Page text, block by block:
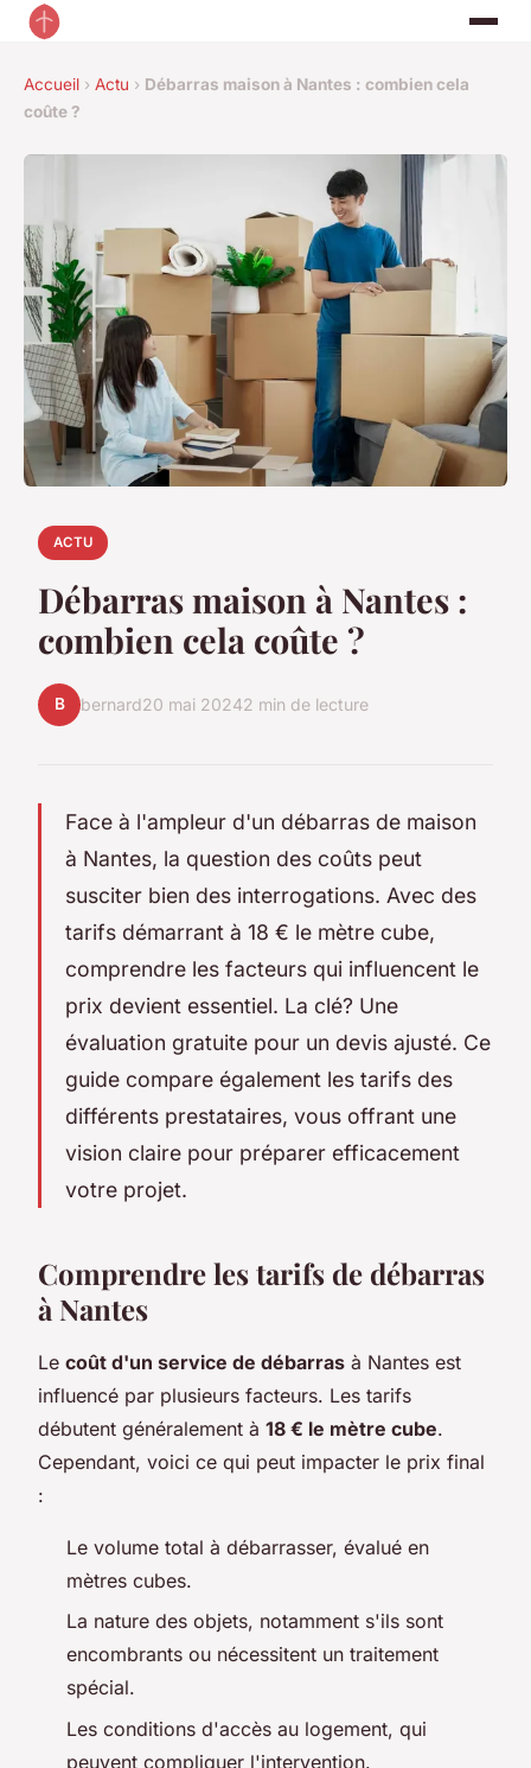
Accueil › Actu › Débarras maison à Nantes : combien cela
coûte ?
ACTU
Débarras maison à Nantes :
combien cela coûte ?
B bernard20 mai 20242 min de lecture
Face à l'ampleur d'un débarras de maison
à Nantes, la question des coûts peut
susciter bien des interrogations. Avec des
tarifs démarrant à 18 € le mètre cube,
comprendre les facteurs qui influencent le
prix devient essentiel. La clé? Une
évaluation gratuite pour un devis ajusté. Ce
guide compare également les tarifs des
différents prestataires, vous offrant une
vision claire pour préparer efficacement
votre projet.
Comprendre les tarifs de débarras
à Nantes
Le coût d'un service de débarras à Nantes est
influencé par plusieurs facteurs. Les tarifs
débutent généralement à 18 € le mètre cube.
Cependant, voici ce qui peut impacter le prix final
:
Le volume total à débarrasser, évalué en
mètres cubes.
La nature des objets, notamment s'ils sont
encombrants ou nécessitent un traitement
spécial.
Les conditions d'accès au logement, qui
peuvent compliquer l'intervention.